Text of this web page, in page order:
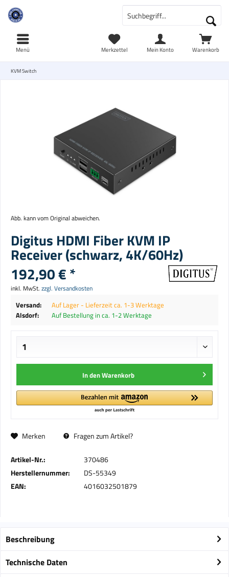
Warenkorb
Merkzettel Mein Konto
Menü
KVM Switch
Abb. kann vom Original abweichen.
Digitus HDMI Fiber KVM IP
Receiver (schwarz, 4K/60Hz)
192,90 € *
inkl. MwSt. zzgl. Versandkosten
Versand:
Auf Lager - Lieferzeit ca. 1-3 Werktage
Alsdorf:
Auf Bestellung in ca. 1-2 Werktage
In denWarenkorb
Merken Fragen zum Artikel?
Artikel-Nr.:
370486
Herstellernummer:
DS-55349
EAN:
4016032501879
Beschreibung
Technische Daten